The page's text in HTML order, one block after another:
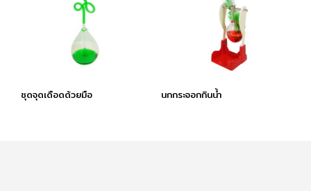
ชุดจุดเดือดด้วยมือ นกกระจอกกินนํ้า